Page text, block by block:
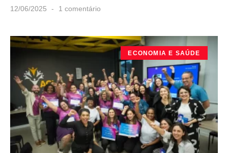
12/06/2025 1 comentário
ECONOMIA E SAÚDE